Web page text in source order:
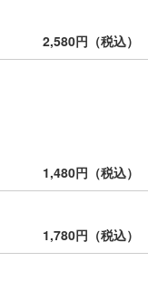
2,580円（税込）
1,480円（税込）
1,780円（税込）